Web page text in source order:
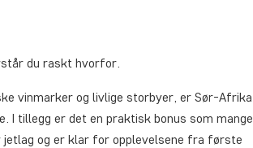
du raskt hvorfor.
vinmarker og livlige storbyer, er Sør-Afrika
tillegg er det en praktisk bonus som mange
og er klar for opplevelsene fra første